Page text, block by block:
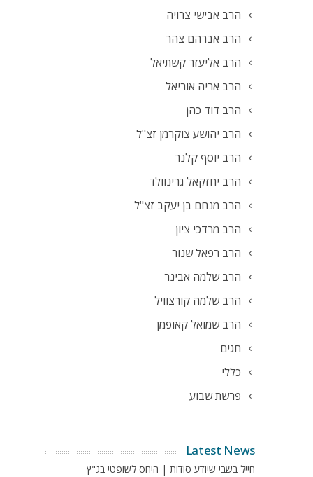
הרב אבישי צרויה
הרב אברהם צהר
הרב אליעזר קשתיאל
הרב אריה אוריאל
הרב דוד כהן
הרב יהושע צוקרמן זצ"ל
הרב יוסף קלנר
הרב יחזקאל גרינוולד
הרב מנחם בן יעקב זצ"ל
הרב מרדכי ציון
הרב רפאל שנור
הרב שלמה אבינר
הרב שלמה קורצוויל
הרב שמואל קאופמן
חגים
כללי
פרשת שבוע
Latest News
חייל בשבי שיודע סודות | היחס לשופטי בג"ץ